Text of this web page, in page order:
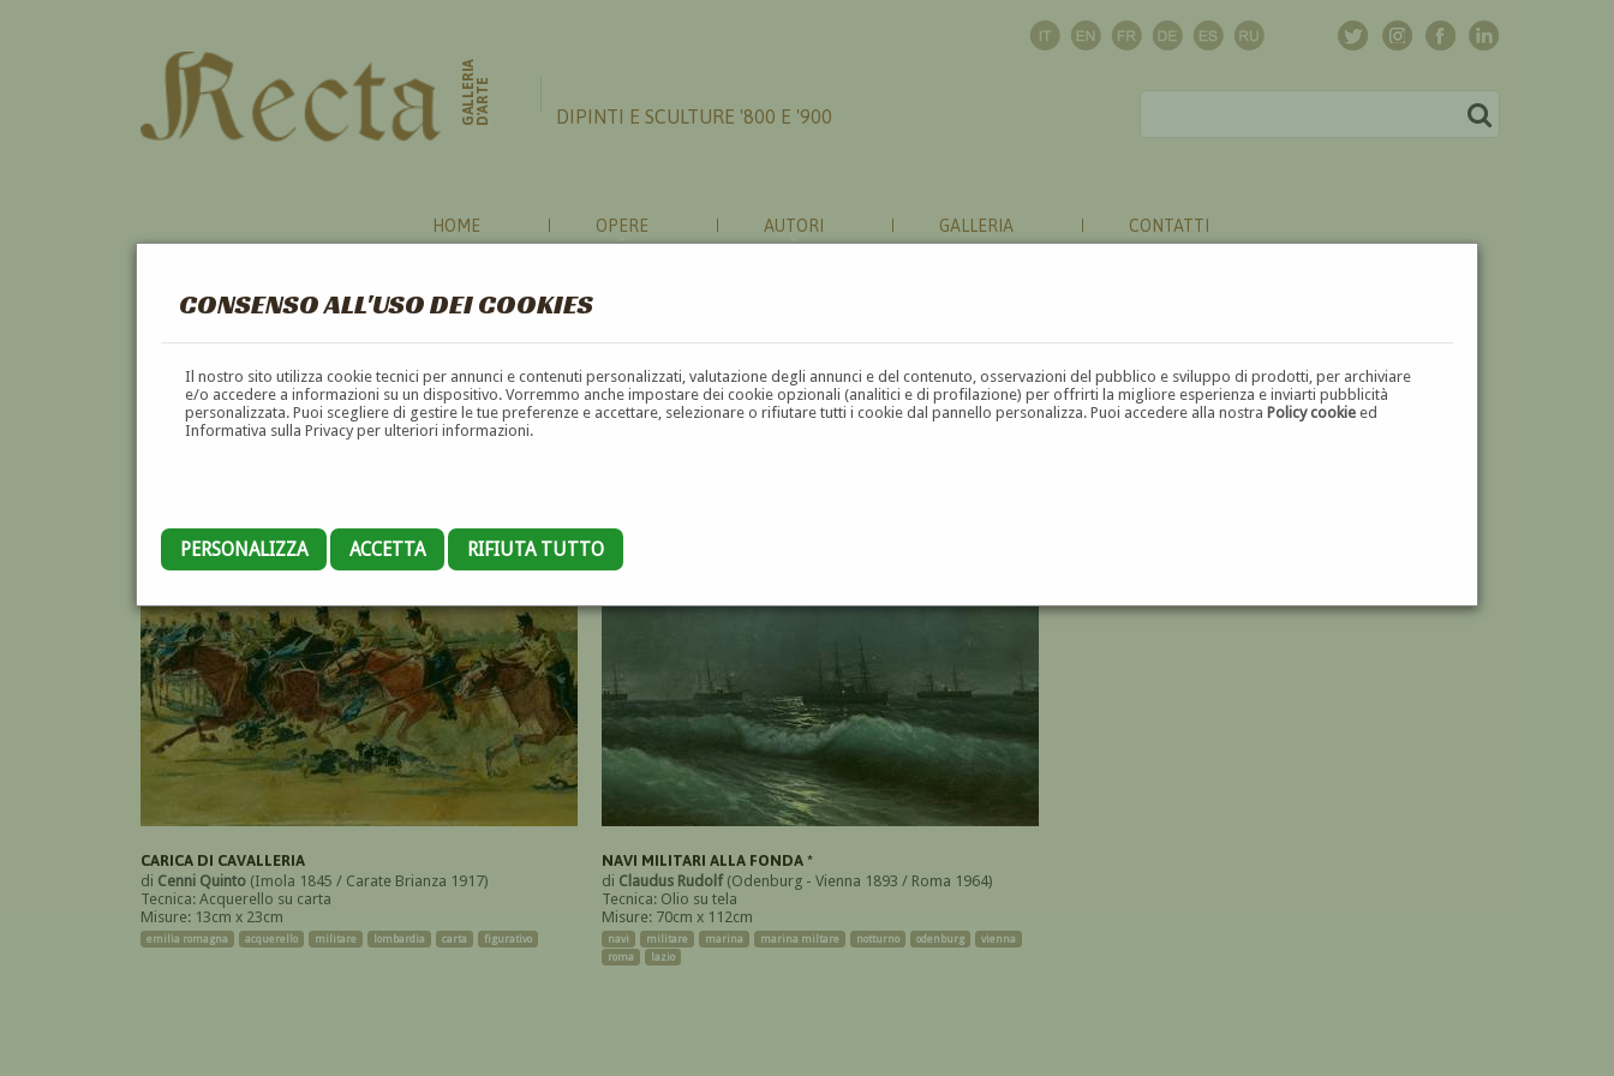
CONSENSO ALL'USO DEI COOKIES
Il nostro sito utilizza cookie tecnici per annunci e contenuti personalizzati, valutazione degli annunci e del contenuto, osservazioni del pubblico e sviluppo di prodotti, per archiviare
e/o accedere a informazioni su un dispositivo. Vorremmo anche impostare dei cookie opzionali (analitici e di profilazione) per offrirti la migliore esperienza e inviarti pubblicità
personalizzata. Puoi scegliere di gestire le tue preferenze e accettare, selezionare o rifiutare tutti i cookie dal pannello personalizza. Puoi accedere alla nostraPolicy cookie ed
Informativa sulla Privacy per ulteriori informazioni.
PERSONALIZZA ACCETTA RIFIUTA TUTTO
GALLERIAD'ARTE DIPINTI E SCULTURE '800 E '900
HOME OPERE AUTORI GALLERIA CONTATTI
MILITARE
A B C D E F G H I J K L M N O P Q R S T U V W X Y Z ⬅
CARICA DI CAVALLERIA
di Cenni Quinto (Imola 1845 / Carate Brianza 1917)
Tecnica: Acquerello su carta
Misure: 13cm x 23cm
emilia romagna acquerello militare lombardia carta figurativo
NAVI MILITARI ALLA FONDA *
di Claudus Rudolf(Odenburg - Vienna 1893 / Roma 1964)
Tecnica: Olio su tela
Misure: 70cm x 112cm
navi militare marina marina miltare notturno odenburg
vienna
roma
lazio